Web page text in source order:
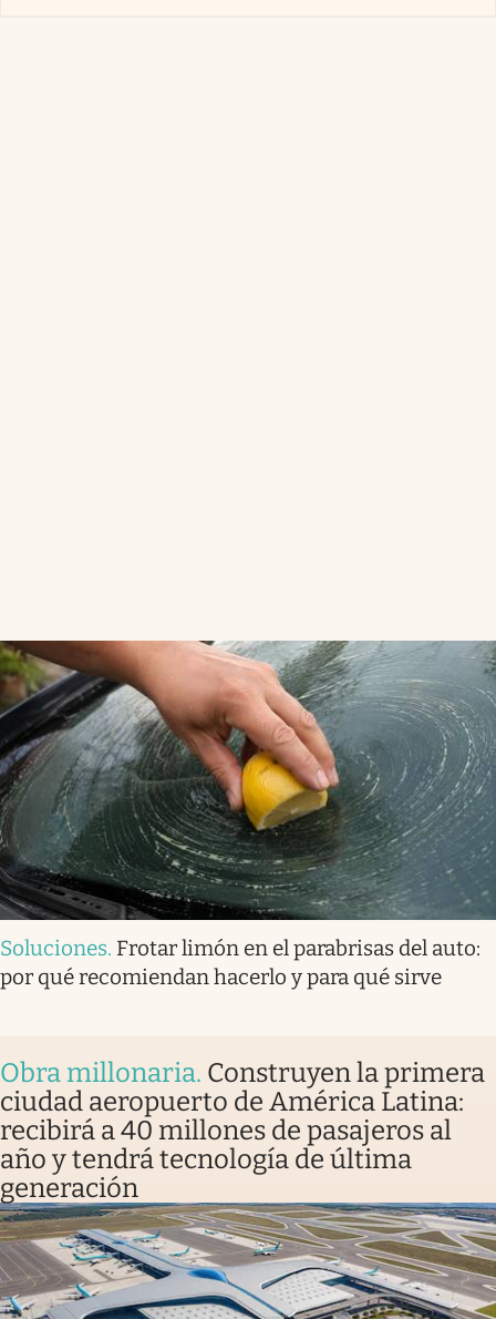
Soluciones. Frotar limón en el parabrisas del auto:
por qué recomiendan hacerlo y para qué sirve
Obra millonaria. Construyen la primera
ciudad aeropuerto de América Latina:
recibirá a 40 millones de pasajeros al
año y tendrá tecnología de última
generación